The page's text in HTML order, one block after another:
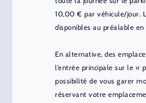
10,00 € par véhicule/jour.
disponibles au préalable
En alternative, des
l’entrée principale sur le «
possibilité de vous garer
réservant votre